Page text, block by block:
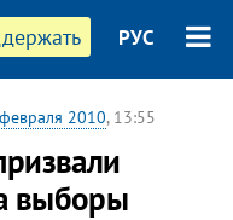
РУС
2010, 13:55
выборы